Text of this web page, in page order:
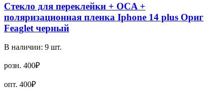
Стекло для переклейки + OCA +
поляризационная пленка Iphone 14 plus Ориг
Feaglet черный
В наличии: 9 шт.
розн. 400₽
опт. 400₽